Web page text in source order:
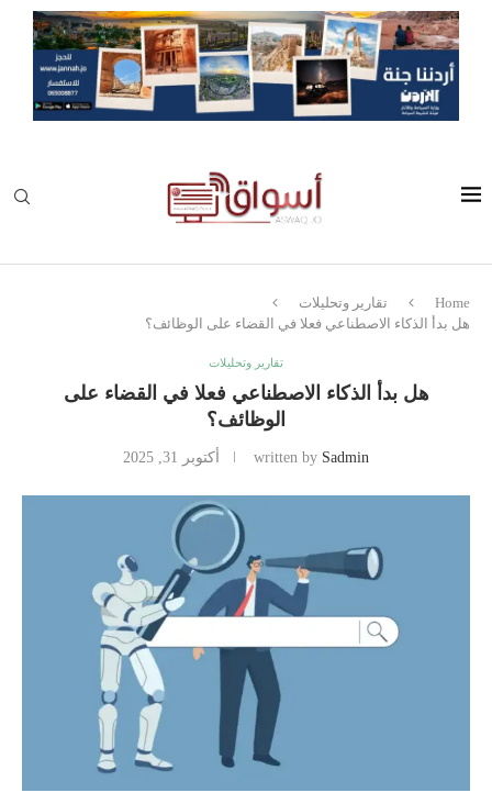
Home
تقارير وتحليلات
هل بدأ الذكاء الاصطناعي فعلا في القضاء على الوظائف؟
تقارير وتحليلات
هل بدأ الذكاء الاصطناعي فعلا في القضاء على
الوظائف؟
written by Sadmin أكتوبر 31, 2025